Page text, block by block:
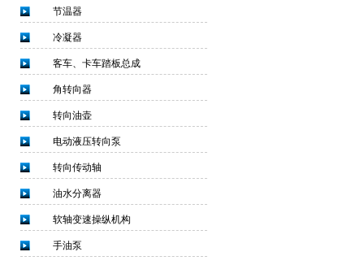
节温器
冷凝器
客车、卡车踏板总成
角转向器
转向油壶
电动液压转向泵
转向传动轴
油水分离器
软轴变速操纵机构
手油泵